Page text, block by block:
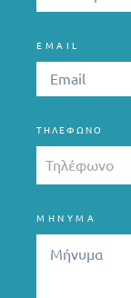
EMAIL
ΤΗΛΈΦΩΝΟ
ΜΗΝΥΜΑ